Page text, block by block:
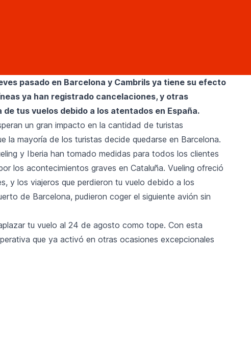
pasado en Barcelona y Cambrils ya tiene su efecto
ya han registrado cancelaciones, y otras
tus vuelos debido a los atentados en España.
un gran impacto en la cantidad de turistas
la mayoría de los turistas decide quedarse en Barcelona.
y Iberia han tomado medidas para todos los clientes
los acontecimientos graves en Cataluña. Vueling ofreció
y los viajeros que perdieron tu vuelo debido a los
de Barcelona, pudieron coger el siguiente avión sin
tu vuelo al 24 de agosto como tope. Con esta
que ya activó en otras ocasiones excepcionales